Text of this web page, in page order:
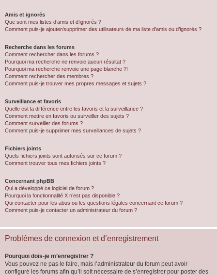
Amis et ignorés
Que sont mes listes d’amis et d’ignorés ?
Comment puis-je ajouter/supprimer des utilisateurs de ma liste d’amis ou d’ignorés ?
Recherche dans les forums
Comment rechercher dans les forums ?
Pourquoi ma recherche ne renvoie aucun résultat ?
Pourquoi ma recherche renvoie une page blanche ?!
Comment rechercher des membres ?
Comment puis-je trouver mes propres messages et sujets ?
Surveillance et favoris
Quelle est la différence entre les favoris et la surveillance ?
Comment mettre en favoris ou surveiller des sujets ?
Comment surveiller des forums ?
Comment puis-je supprimer mes surveillances de sujets ?
Fichiers joints
Quels fichiers joints sont autorisés sur ce forum ?
Comment trouver tous mes fichiers joints ?
Concernant phpBB
Qui a développé ce logiciel de forum ?
Pourquoi la fonctionnalité X n’est pas disponible ?
Qui contacter pour les abus ou les questions légales concernant ce forum ?
Comment puis-je contacter un administrateur du forum ?
Problèmes de connexion et d’enregistrement
Pourquoi dois-je m’enregistrer ?
Vous pouvez ne pas le faire, mais l’administrateur du forum peut avoir
configuré les forums afin qu’il soit nécessaire de s’enregistrer pour poster des